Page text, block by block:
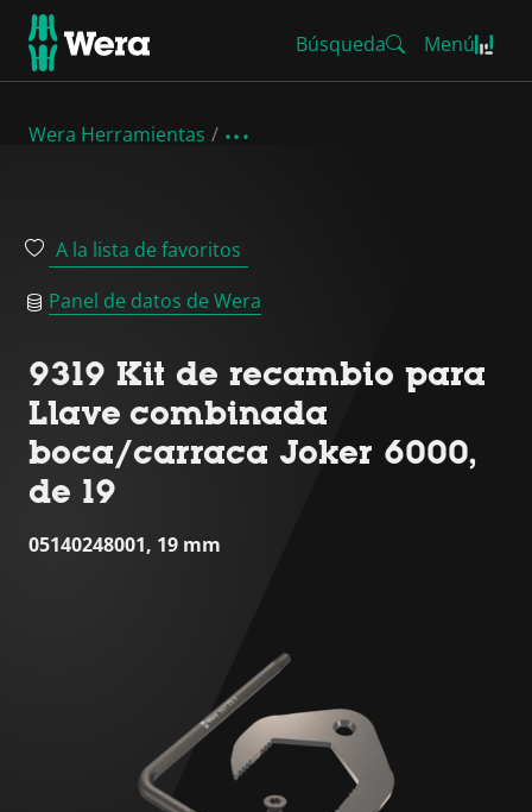
Búsqueda Menú
Wera Herramientas
A la lista de favoritos
Panel de datos de Wera
9319 Kit de recambio para
Llave combinada
boca/carraca Joker 6000,
de 19
05140248001, 19 mm